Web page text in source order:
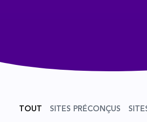
SITES PRÉCONÇUS
TOUT